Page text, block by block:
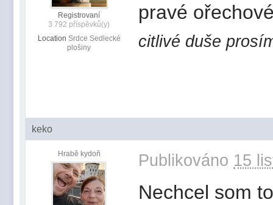
Registrovaní
3 792 příspěvků(y)
Location Srdce Sedlecké
plošiny
pravé
citlivé duše
keko
Hrabě kydoň Publikováno 15
Nechcel som